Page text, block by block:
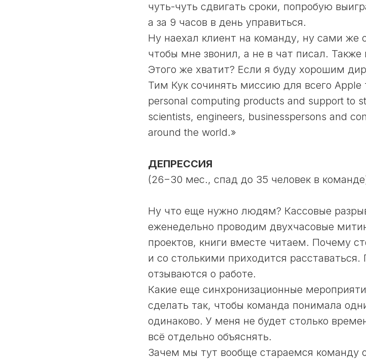
чуть-чуть сдвигать сроки, попробую
а за 9 часов в день управиться.
Ну наехал клиент на команду, ну сами же
чтобы мне звонил, а не в чат писал.
Этого же хватит? Если я буду хорошим
Тим Кук сочинять миссию для всего Apple
personal computing products and support to
scientists, engineers, businesspersons and
around the world.»
ДЕПРЕССИЯ
(26−30 мес., спад до 35 человек в
Ну что еще нужно людям? Кассовые
еженедельно проводим двухчасовые
проектов, книги вместе читаем. Почему
и со столькими приходится
отзываются о работе.
Какие еще синхронизационные
сделать так, чтобы команда понимала
одинаково. У меня не будет столько
всё отдельно объяснять.
Зачем мы тут вообще стараемся команду